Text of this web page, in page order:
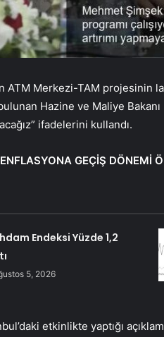
ATM Merkezi-TAM projesinin
Hazine ve Maliye Bakanı
ifadelerini kullandı.
GEÇİŞ DÖNEMİ
Endeksi Yüzde 1,2
5, 2026
etkinlikte yaptığı